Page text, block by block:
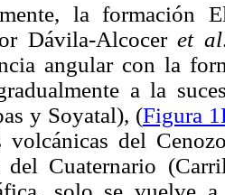
la formación
Dávila-Alcoceret al
angular con la
a la
y Soyatal), (Figura
volcánicas del
del Cuaternario